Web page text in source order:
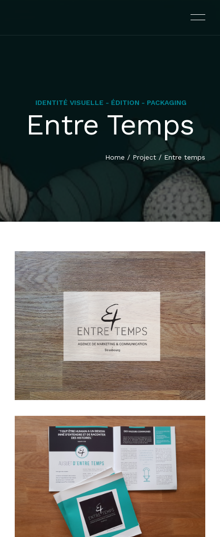
L’AGENCE
PORTFOLIO
CONTACT
IDENTITÉ VISUELLE - ÉDITION - PACKAGING
Entre Temps
Home / Project / Entre temps